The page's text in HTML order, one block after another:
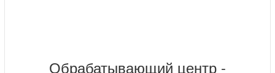
Обрабатывающий центр -